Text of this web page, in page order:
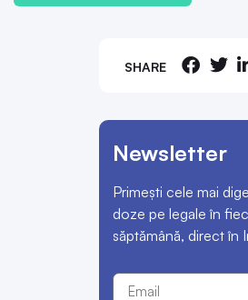
SHARE
Newsletter
Primești cele mai
doze pe legale în
săptămână, direct în